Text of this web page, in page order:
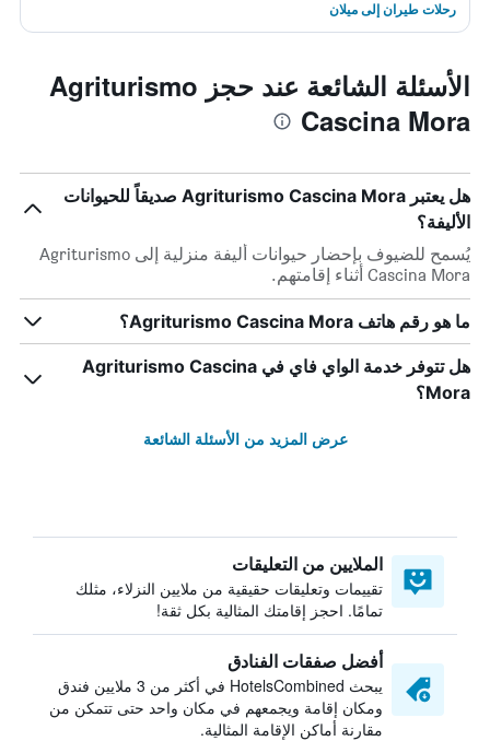
رحلات طيران إلى ميلان
الأسئلة الشائعة عند حجز Agriturismo
Cascina Mora
هل يعتبر Agriturismo Cascina Mora صديقاً للحيوانات
الأليفة؟
يُسمح للضيوف بإحضار حيوانات أليفة منزلية إلى Agriturismo
Cascina Mora أثناء إقامتهم.
ما هو رقم هاتف Agriturismo Cascina Mora؟
هل تتوفر خدمة الواي فاي في Agriturismo Cascina
Mora؟
عرض المزيد من الأسئلة الشائعة
الملايين من التعليقات
تقييمات وتعليقات حقيقية من ملايين النزلاء، مثلك
تمامًا. احجز إقامتك المثالية بكل ثقة!
أفضل صفقات الفنادق
يبحث HotelsCombined في أكثر من 3 ملايين فندق
ومكان إقامة ويجمعهم في مكان واحد حتى تتمكن من
مقارنة أماكن الإقامة المثالية.